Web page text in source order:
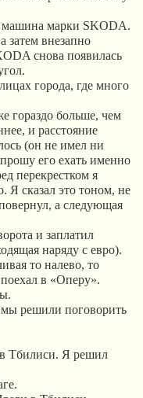
машина марки SKODA.
затем внезапно
снова появилась
города, где много
гораздо больше, чем
и расстояние
(он не имел ни
его ехать именно
перекрестком я
Я сказал это тоном, не
а следующая
и заплатил
наряду с евро).
то налево, то
в «Оперу».
решили поговорить
в Тбилиси. Я решил